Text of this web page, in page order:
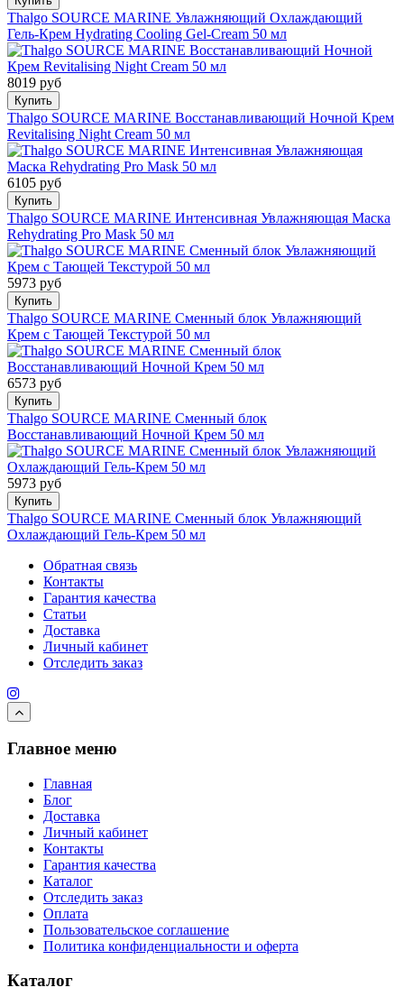
Thalgo SOURCE MARINE Увлажняющий Охлаждающий
Гель-Крем Hydrating Cooling Gel-Cream 50 мл
8019 руб
Купить
Thalgo SOURCE MARINE Восстанавливающий Ночной Крем
Revitalising Night Cream 50 мл
6105 руб
Купить
Thalgo SOURCE MARINE Интенсивная Увлажняющая Маска
Rehydrating Pro Mask 50 мл
5973 руб
Купить
Thalgo SOURCE MARINE Сменный блок Увлажняющий
Крем с Тающей Текстурой 50 мл
6573 руб
Купить
Thalgo SOURCE MARINE Сменный блок
Восстанавливающий Ночной Крем 50 мл
5973 руб
Купить
Thalgo SOURCE MARINE Сменный блок Увлажняющий
Охлаждающий Гель-Крем 50 мл
Обратная связь
Контакты
Гарантия качества
Статьи
Доставка
Личный кабинет
Отследить заказ
Главное меню
Главная
Блог
Доставка
Личный кабинет
Контакты
Гарантия качества
Каталог
Отследить заказ
Оплата
Пользовательское соглашение
Политика конфиденциальности и оферта
Каталог